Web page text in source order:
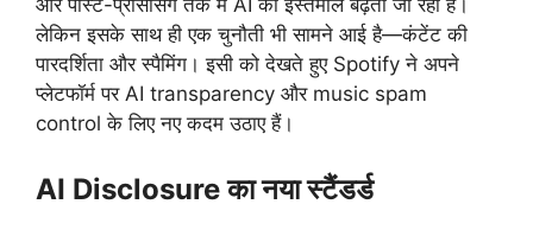
लेकिन इसके साथ ही एक चुनौती भी सामने आई है—कंटेंट की
पारदर्शिता और स्पैमिंग। इसी को देखते हुए Spotify ने अपने
प्लेटफॉर्म पर AI transparency और music spam
control के लिए नए कदम उठाए हैं।
AI Disclosure का नया स्टैंडर्ड